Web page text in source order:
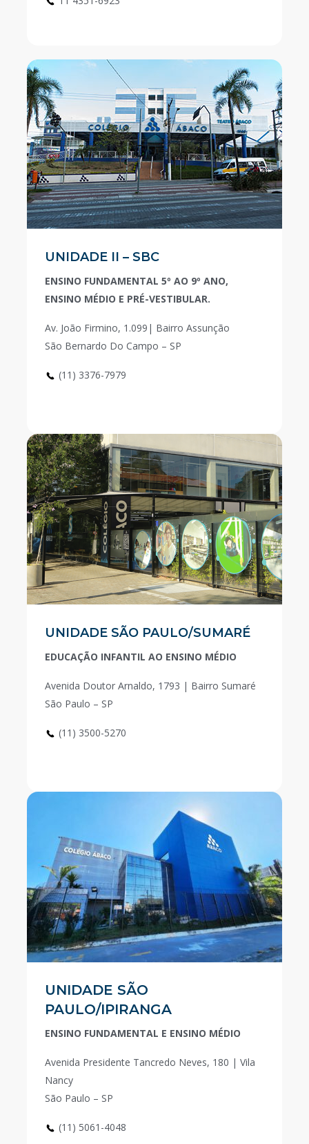
UNIDADE II – SBC
ENSINO FUNDAMENTAL 5º AO 9º ANO,
ENSINO MÉDIO E PRÉ-VESTIBULAR.
Av. João Firmino, 1.099| Bairro Assunção
São Bernardo Do Campo – SP
(11) 3376-7979
UNIDADE SÃO PAULO/SUMARÉ
EDUCAÇÃO INFANTIL AO ENSINO MÉDIO
Avenida Doutor Arnaldo, 1793 | Bairro Sumaré
São Paulo – SP
(11) 3500-5270
UNIDADE SÃO
PAULO/IPIRANGA
ENSINO FUNDAMENTAL E ENSINO MÉDIO
Avenida Presidente Tancredo Neves, 180 | Vila
Nancy
São Paulo – SP
(11) 5061-4048